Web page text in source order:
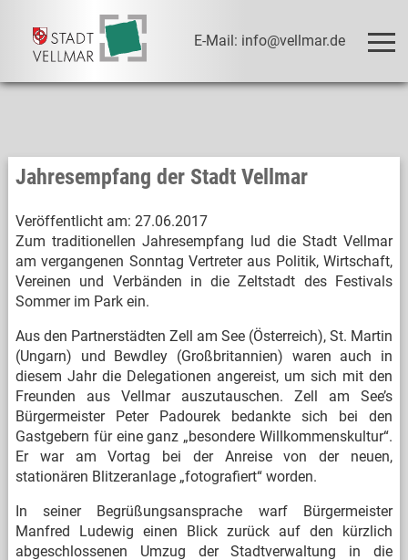
E-Mail: info@vellmar.de
Jahresempfang der Stadt Vellmar
Veröffentlicht am: 27.06.2017
Zum traditionellen Jahresempfang lud die Stadt Vellmar
am vergangenen Sonntag Vertreter aus Politik, Wirtschaft,
Vereinen und Verbänden in die Zeltstadt des Festivals
Sommer im Park ein.
Aus den Partnerstädten Zell am See (Österreich), St. Martin
(Ungarn) und Bewdley (Großbritannien) waren auch in
diesem Jahr die Delegationen angereist, um sich mit den
Freunden aus Vellmar auszutauschen. Zell am See’s
Bürgermeister Peter Padourek bedankte sich bei den
Gastgebern für eine ganz „besondere Willkommenskultur“.
Er war am Vortag bei der Anreise von der neuen,
stationären Blitzeranlage „fotografiert“ worden.
In seiner Begrüßungsansprache warf Bürgermeister
Manfred Ludewig einen Blick zurück auf den kürzlich
abgeschlossenen Umzug der Stadtverwaltung in die